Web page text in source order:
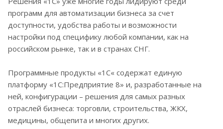
программ для автоматизации бизнеса за счет
доступности, удобства работы и возможности
настройки под специфику любой компании, как на
российском рынке, так и в странах СНГ.
Программные продукты «1С« содержат единую
платформу «1С:Предприятие 8» и, разработанные на
ней, конфигурации – решения для самых разных
отраслей бизнеса: торговли, строительства, ЖКХ,
медицины, общепита и многих других.